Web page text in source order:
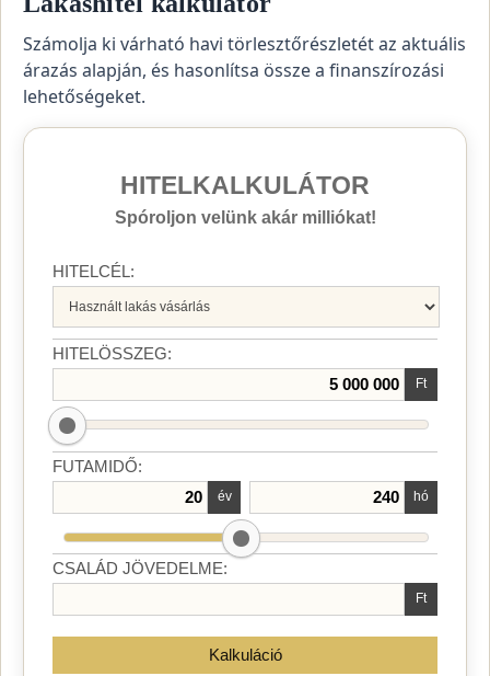
Számolja ki várható havi törlesztőrészletét az aktuális
árazás alapján, és hasonlítsa össze a finanszírozási
lehetőségeket.